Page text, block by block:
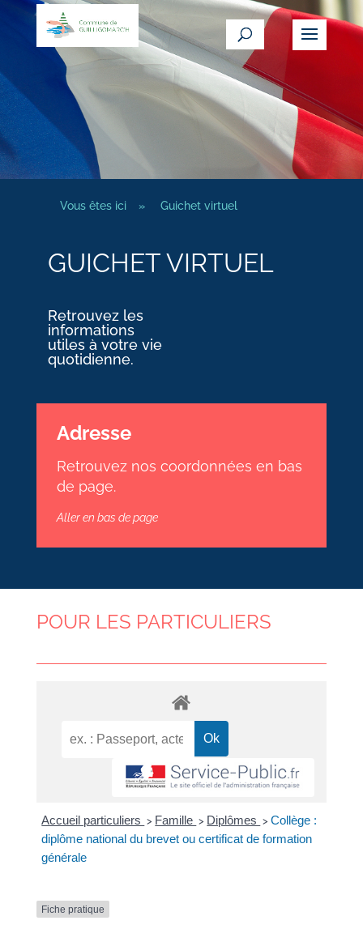
Vous êtes ici » Guichet virtuel
GUICHET VIRTUEL
Retrouvez les
informations
utiles à votre vie
quotidienne.
Adresse
Retrouvez nos coordonnées en bas
de page.
Aller en bas de page
POUR LES PARTICULIERS
Accueil particuliers > Famille > Diplômes > Collège :
diplôme national du brevet ou certificat de formation
générale
Fiche pratique